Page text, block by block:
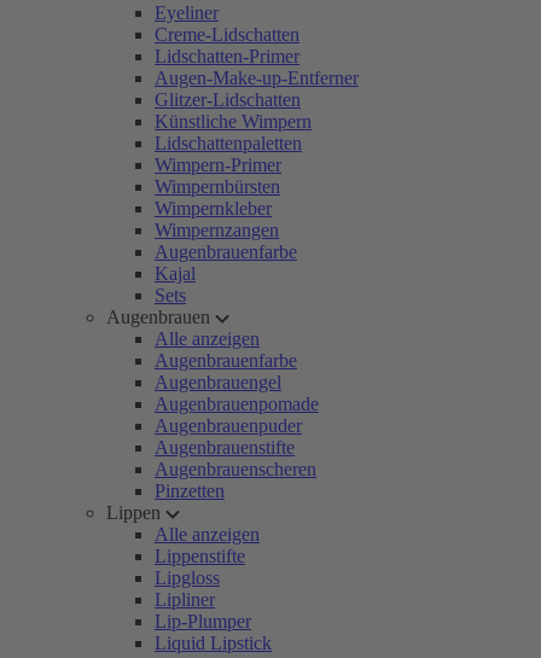
Eyeliner
Creme-Lidschatten
Lidschatten-Primer
Augen-Make-up-Entferner
Glitzer-Lidschatten
Künstliche Wimpern
Lidschattenpaletten
Wimpern-Primer
Wimpernbürsten
Wimpernkleber
Wimpernzangen
Augenbrauenfarbe
Kajal
Sets
Augenbrauen
Alle anzeigen
Augenbrauenfarbe
Augenbrauengel
Augenbrauenpomade
Augenbrauenpuder
Augenbrauenstifte
Augenbrauenscheren
Pinzetten
Lippen
Alle anzeigen
Lippenstifte
Lipgloss
Lipliner
Lip-Plumper
Liquid Lipstick